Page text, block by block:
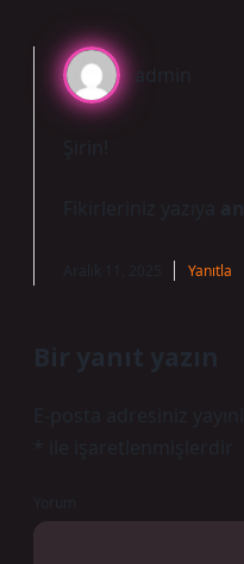
Şirin!
Fikirleriniz yazıya
Yanıtla
Bir yanıt yazın
E-posta adresiniz
ile işaretlenmişlerdir